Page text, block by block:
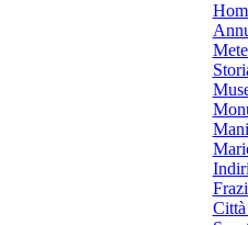
Città